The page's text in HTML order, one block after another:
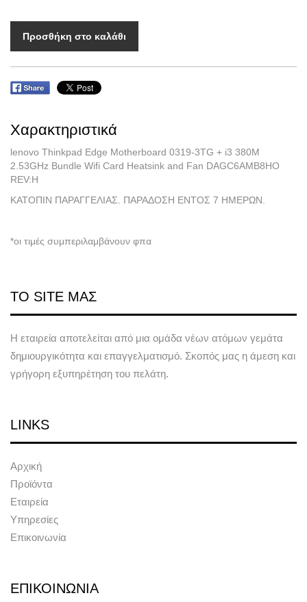
Προσθήκη στο καλάθι
Χαρακτηριστικά
lenovo Thinkpad Edge Motherboard 0319-3TG + i3 380M
2.53GHz Bundle Wifi Card Heatsink and Fan DAGC6AMB8HO
REV:H
ΚΑΤΟΠΙΝ ΠΑΡΑΓΓΕΛΙΑΣ. ΠΑΡΑΔΟΣΗ ΕΝΤΟΣ 7 ΗΜΕΡΩΝ.
*οι τιμές συμπεριλαμβάνουν φπα
ΤΟ SITE ΜΑΣ
Η εταιρεία αποτελείται από μια ομάδα νέων ατόμων γεμάτα
δημιουργικότητα και επαγγελματισμό. Σκοπός μας η άμεση και
γρήγορη εξυπηρέτηση του πελάτη.
LINKS
Αρχική
Προϊόντα
Εταιρεία
Υπηρεσίες
Επικοινωνία
ΕΠΙΚΟΙΝΩΝΙΑ